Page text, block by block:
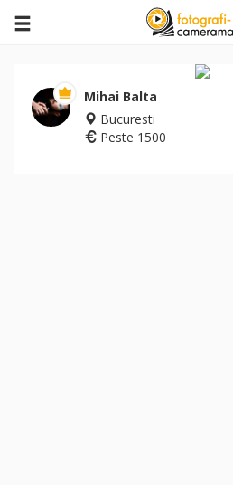
Mihai Balta
Bucuresti
Peste 1500